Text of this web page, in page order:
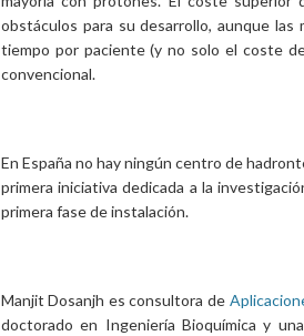
obstáculos para su desarrollo, aunque
tiempo por paciente (y no solo el coste
convencional.
En España no hay ningún centro de
primera iniciativa dedicada a la
primera fase de instalación.
Manjit Dosanjh es consultora de
doctorado en Ingeniería Bioquímica y